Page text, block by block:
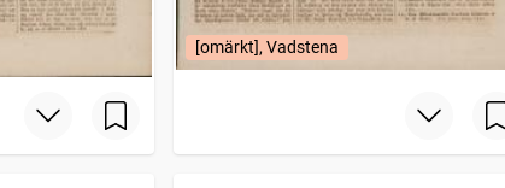
[omärkt], Vadstena